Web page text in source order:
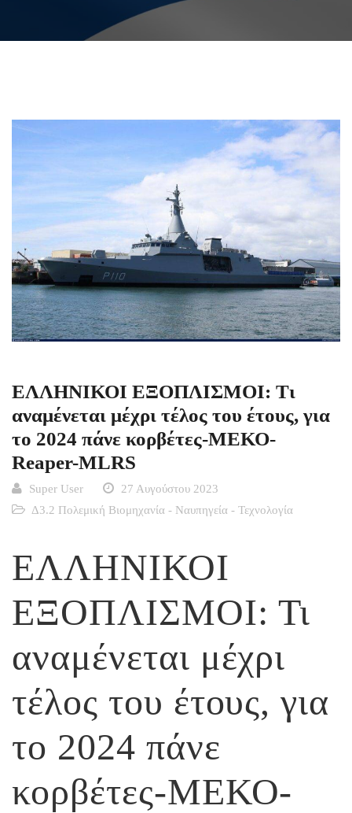
ΕΛΛΗΝΙΚΟΙ ΕΞΟΠΛΙΣΜΟΙ: Τι
αναμένεται μέχρι τέλος του έτους, για
το 2024 πάνε κορβέτες-ΜΕΚΟ-
Reaper-MLRS
Super User
27 Αυγούστου 2023
Δ3.2 Πολεμική Βιομηχανία - Ναυπηγεία - Τεχνολογία
ΕΛΛΗΝΙΚΟΙ
ΕΞΟΠΛΙΣΜΟΙ: Τι
αναμένεται μέχρι
τέλος του έτους, για
το 2024 πάνε
κορβέτες-ΜΕΚΟ-